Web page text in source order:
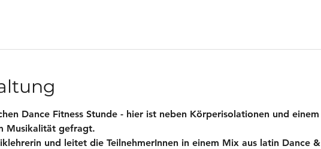
Dance Fitness Stunde - hier ist neben Körperisolationen und einem
Musikalität gefragt.
und leitet die TeilnehmerInnen in einem Mix aus latin Dance &